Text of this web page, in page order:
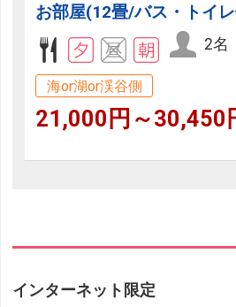
お部屋(12畳/バス・トイ
2名
海or湖or渓谷側
21,000円～30,450
インターネット限定